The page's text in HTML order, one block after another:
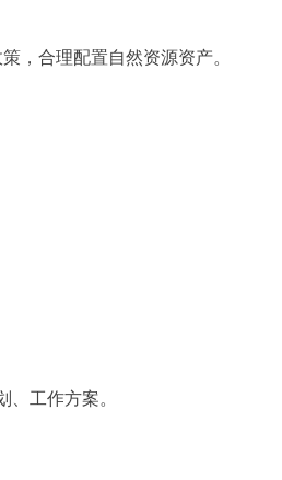
，合理配置自然资源资产。
工作方案。